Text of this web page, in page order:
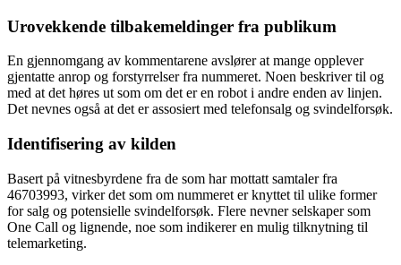
Urovekkende tilbakemeldinger fra publikum
En gjennomgang av kommentarene avslører at mange opplever
gjentatte anrop og forstyrrelser fra nummeret. Noen beskriver til og
med at det høres ut som om det er en robot i andre enden av linjen.
Det nevnes også at det er assosiert med telefonsalg og svindelforsøk.
Identifisering av kilden
Basert på vitnesbyrdene fra de som har mottatt samtaler fra
46703993, virker det som om nummeret er knyttet til ulike former
for salg og potensielle svindelforsøk. Flere nevner selskaper som
One Call og lignende, noe som indikerer en mulig tilknytning til
telemarketing.